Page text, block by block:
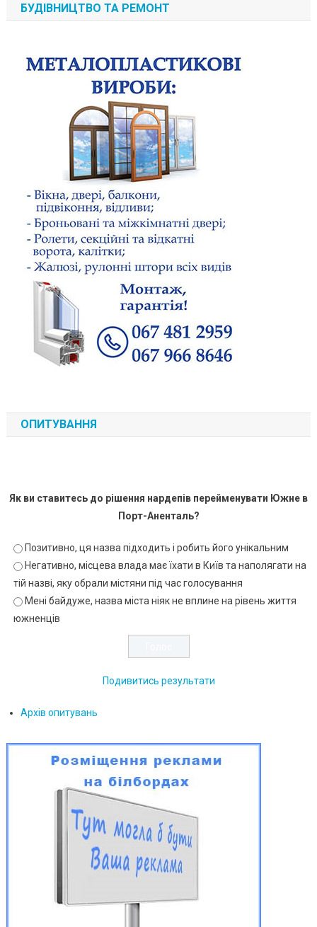
БУДІВНИЦТВО ТА РЕМОНТ
ОПИТУВАННЯ
Як ви ставитесь до рішення нардепів перейменувати Южне в
Порт-Аненталь?
Позитивно, ця назва підходить і робить його унікальним
Негативно, місцева влада має їхати в Київ та наполягати на
тій назві, яку обрали містяни під час голосування
Мені байдуже, назва міста ніяк не вплине на рівень життя
южненців
Подивитись результати
Архів опитувань